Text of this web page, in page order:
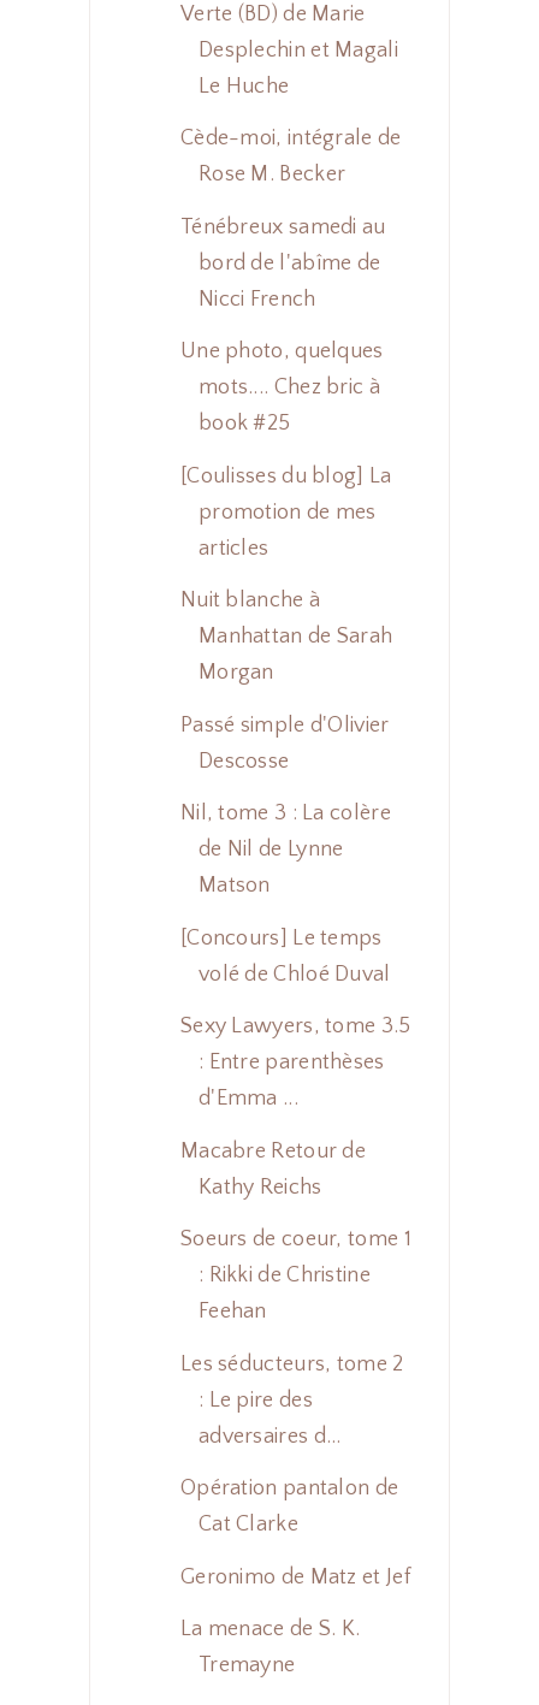
Verte (BD) de Marie
Desplechin et Magali
Le Huche
Cède-moi, intégrale de
Rose M. Becker
Ténébreux samedi au
bord de l'abîme de
Nicci French
Une photo, quelques
mots.... Chez bric à
book #25
[Coulisses du blog] La
promotion de mes
articles
Nuit blanche à
Manhattan de Sarah
Morgan
Passé simple d'Olivier
Descosse
Nil, tome 3 : La colère
de Nil de Lynne
Matson
[Concours] Le temps
volé de Chloé Duval
Sexy Lawyers, tome 3.5
: Entre parenthèses
d'Emma ...
Macabre Retour de
Kathy Reichs
Soeurs de coeur, tome 1
: Rikki de Christine
Feehan
Les séducteurs, tome 2
: Le pire des
adversaires d...
Opération pantalon de
Cat Clarke
Geronimo de Matz et Jef
La menace de S. K.
Tremayne